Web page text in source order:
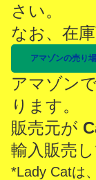
さい。
なお、在
アマゾンの売り
アマゾン
ります。
販売元が
輸入販売
*Lady Catは